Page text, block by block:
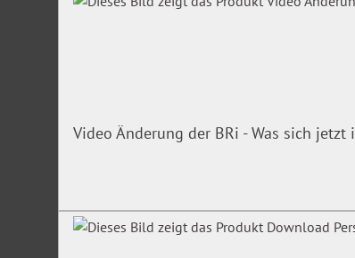
Video Änderung der BRi - Was sich